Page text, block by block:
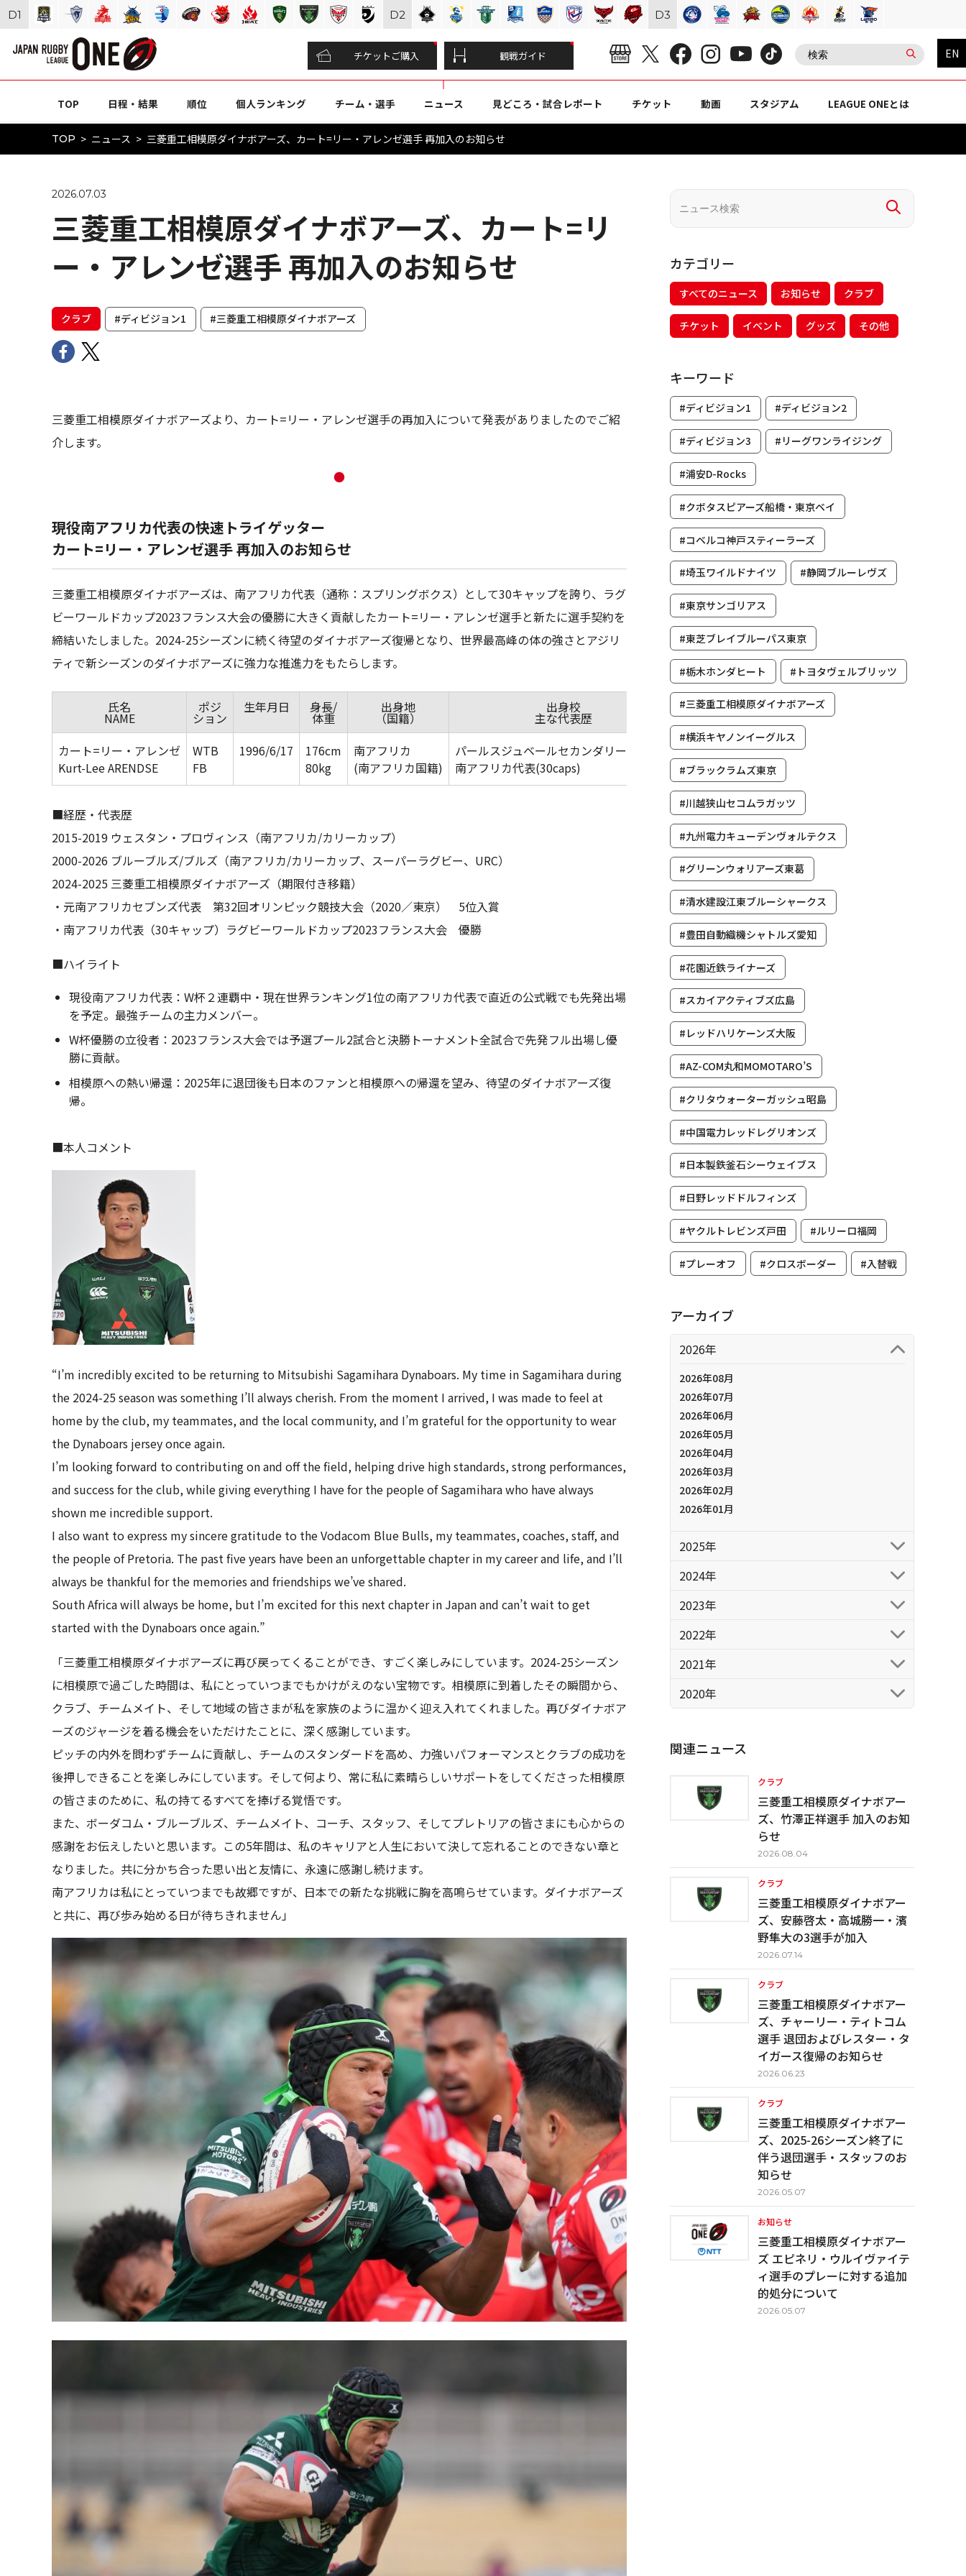
チケットご購入 観戦ガイド EN
TOP 日程・結果 順位 個人ランキング チーム・選手 ニュース 見どころ・試合レポート チケット 動画 スタジアム LEAGUE ONEとは
TOP ニュース 三菱重工相模原ダイナボアーズ、カート=リー・アレンゼ選手 再加入のお知らせ
2026.07.03
三菱重工相模原ダイナボアーズ、カート=リ
ー・アレンゼ選手 再加入のお知らせ
クラブ #ディビジョン1 #三菱重工相模原ダイナボアーズ
三菱重工相模原ダイナボアーズより、カート=リー・アレンゼ選手の再加入について発表がありましたのでご紹
介します。
●
現役南アフリカ代表の快速トライゲッター
カート=リー・アレンゼ選手 再加入のお知らせ
三菱重工相模原ダイナボアーズは、南アフリカ代表（通称：スプリングボクス）として30キャップを誇り、ラグ
ビーワールドカップ2023フランス大会の優勝に大きく貢献したカート=リー・アレンゼ選手と新たに選手契約を
締結いたしました。2024-25シーズンに続く待望のダイナボアーズ復帰となり、世界最高峰の体の強さとアジリ
ティで新シーズンのダイナボアーズに強力な推進力をもたらします。
氏名
NAME
ポジ
ション
生年月日 身長/
体重
出身地
（国籍）
出身校
主な代表歴
カテゴリ
カート=リー・アレンゼ
Kurt-Lee ARENDSE
WTB
FB
1996/6/17
176cm
80kg
南アフリカ
(南アフリカ国籍)
パールスジュベールセカンダリースクール
南アフリカ代表(30caps)
C
■経歴・代表歴
2015-2019 ウェスタン・プロヴィンス（南アフリカ/カリーカップ）
2000-2026 ブルーブルズ/ブルズ（南アフリカ/カリーカップ、スーパーラグビー、URC）
2024-2025 三菱重工相模原ダイナボアーズ（期限付き移籍）
・元南アフリカセブンズ代表 第32回オリンピック競技大会（2020／東京） 5位入賞
・南アフリカ代表（30キャップ）ラグビーワールドカップ2023フランス大会 優勝
■ハイライト
現役南アフリカ代表：W杯２連覇中・現在世界ランキング1位の南アフリカ代表で直近の公式戦でも先発出場
を予定。最強チームの主力メンバー。
W杯優勝の立役者：2023フランス大会では予選プール2試合と決勝トーナメント全試合で先発フル出場し優
勝に貢献。
相模原への熱い帰還：2025年に退団後も日本のファンと相模原への帰還を望み、待望のダイナボアーズ復
帰。
■本人コメント
“I’m incredibly excited to be returning to Mitsubishi Sagamihara Dynaboars. My time in Sagamihara during
the 2024-25 season was something I’ll always cherish. From the moment I arrived, I was made to feel at
home by the club, my teammates, and the local community, and I’m grateful for the opportunity to wear
the Dynaboars jersey once again.
I’m looking forward to contributing on and off the field, helping drive high standards, strong performances,
and success for the club, while giving everything I have for the people of Sagamihara who have always
shown me incredible support.
I also want to express my sincere gratitude to the Vodacom Blue Bulls, my teammates, coaches, staff, and
the people of Pretoria. The past five years have been an unforgettable chapter in my career and life, and I’ll
always be thankful for the memories and friendships we’ve shared.
South Africa will always be home, but I’m excited for this next chapter in Japan and can’t wait to get
started with the Dynaboars once again.”
「三菱重工相模原ダイナボアーズに再び戻ってくることができ、すごく楽しみにしています。2024-25シーズン
に相模原で過ごした時間は、私にとっていつまでもかけがえのない宝物です。相模原に到着したその瞬間から、
クラブ、チームメイト、そして地域の皆さまが私を家族のように温かく迎え入れてくれました。再びダイナボア
ーズのジャージを着る機会をいただけたことに、深く感謝しています。
ピッチの内外を問わずチームに貢献し、チームのスタンダードを高め、力強いパフォーマンスとクラブの成功を
後押しできることを楽しみにしています。そして何より、常に私に素晴らしいサポートをしてくださった相模原
の皆さまのために、私の持てるすべてを捧げる覚悟です。
また、ボーダコム・ブルーブルズ、チームメイト、コーチ、スタッフ、そしてプレトリアの皆さまにも心からの
感謝をお伝えしたいと思います。この5年間は、私のキャリアと人生において決して忘れることのできない章と
なりました。共に分かち合った思い出と友情に、永遠に感謝し続けます。
南アフリカは私にとっていつまでも故郷ですが、日本での新たな挑戦に胸を高鳴らせています。ダイナボアーズ
と共に、再び歩み始める日が待ちきれません」
カテゴリー
すべてのニュース お知らせ クラブ
チケット イベント グッズ その他
キーワード
#ディビジョン1 #ディビジョン2
#ディビジョン3 #リーグワンライジング
#浦安D-Rocks
#クボタスピアーズ船橋・東京ベイ
#コベルコ神戸スティーラーズ
#埼玉ワイルドナイツ #静岡ブルーレヴズ
#東京サンゴリアス
#東芝ブレイブルーパス東京
#栃木ホンダヒート #トヨタヴェルブリッツ
#三菱重工相模原ダイナボアーズ
#横浜キヤノンイーグルス
#ブラックラムズ東京
#川越狭山セコムラガッツ
#九州電力キューデンヴォルテクス
#グリーンウォリアーズ東葛
#清水建設江東ブルーシャークス
#豊田自動織機シャトルズ愛知
#花園近鉄ライナーズ
#スカイアクティブズ広島
#レッドハリケーンズ大阪
#AZ-COM丸和MOMOTARO’S
#クリタウォーターガッシュ昭島
#中国電力レッドレグリオンズ
#日本製鉄釜石シーウェイブス
#日野レッドドルフィンズ
#ヤクルトレビンズ戸田 #ルリーロ福岡
#プレーオフ #クロスボーダー #入替戦
アーカイブ
2026年
2026年08月
2026年07月
2026年06月
2026年05月
2026年04月
2026年03月
2026年02月
2026年01月
2025年
2024年
2023年
2022年
2021年
2020年
関連ニュース
クラブ
三菱重工相模原ダイナボアー
ズ、竹澤正祥選手 加入のお知
らせ
2026.08.04
クラブ
三菱重工相模原ダイナボアー
ズ、安藤啓太・高城勝一・濱
野隼大の3選手が加入
2026.07.14
クラブ
三菱重工相模原ダイナボアー
ズ、チャーリー・ティトコム
選手 退団およびレスター・タ
イガース復帰のお知らせ
2026.06.23
クラブ
三菱重工相模原ダイナボアー
ズ、2025-26シーズン終了に
伴う退団選手・スタッフのお
知らせ
2026.05.07
お知らせ
三菱重工相模原ダイナボアー
ズ エピネリ・ウルイヴァイテ
ィ選手のプレーに対する追加
的処分について
2026.05.07
D1 D2 D3